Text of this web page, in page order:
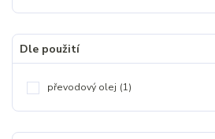
Dle použití
převodový olej (1)